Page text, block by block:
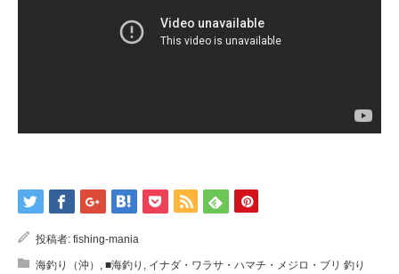
投稿者: fishing-mania
海釣り（沖） , ■海釣り , イナダ・ワラサ・ハマチ・メジロ・ブリ 釣り